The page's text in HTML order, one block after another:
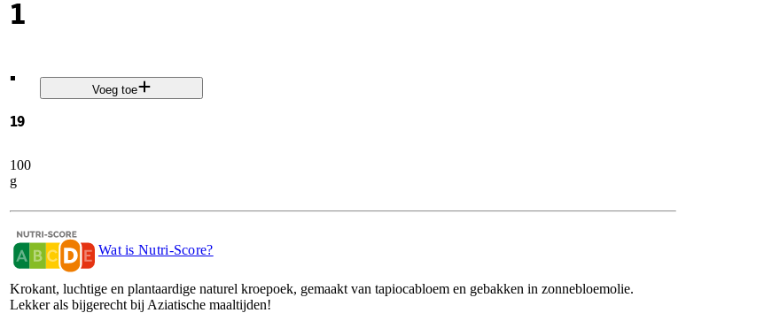
1
.
19
100
g
Voeg toe
Wat is Nutri-Score?
Krokant, luchtige en plantaardige naturel kroepoek, gemaakt van tapiocabloem en gebakken in zonnebloemolie.
Lekker als bijgerecht bij Aziatische maaltijden!